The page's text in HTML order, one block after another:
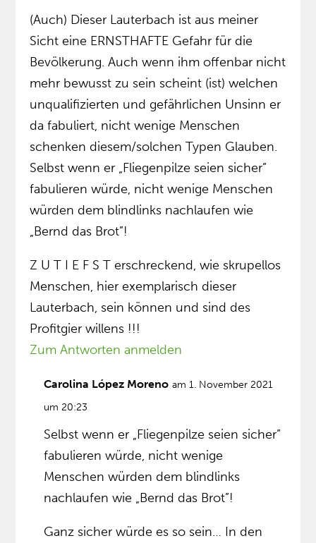
(Auch) Dieser Lauterbach ist aus meiner
Sicht eine ERNSTHAFTE Gefahr für die
Bevölkerung. Auch wenn ihm offenbar nicht
mehr bewusst zu sein scheint (ist) welchen
unqualifizierten und gefährlichen Unsinn er
da fabuliert, nicht wenige Menschen
schenken diesem/solchen Typen Glauben.
Selbst wenn er „Fliegenpilze seien sicher”
fabulieren würde, nicht wenige Menschen
würden dem blindlinks nachlaufen wie
„Bernd das Brot”!
Z U T I E F S T erschreckend, wie skrupellos
Menschen, hier exemplarisch dieser
Lauterbach, sein können und sind des
Profitgier willens !!!
Zum Antworten anmelden
Carolina López Moreno am 1. November 2021
um 20:23
Selbst wenn er „Fliegenpilze seien sicher”
fabulieren würde, nicht wenige
Menschen würden dem blindlinks
nachlaufen wie „Bernd das Brot”!
Ganz sicher würde es so sein… In den